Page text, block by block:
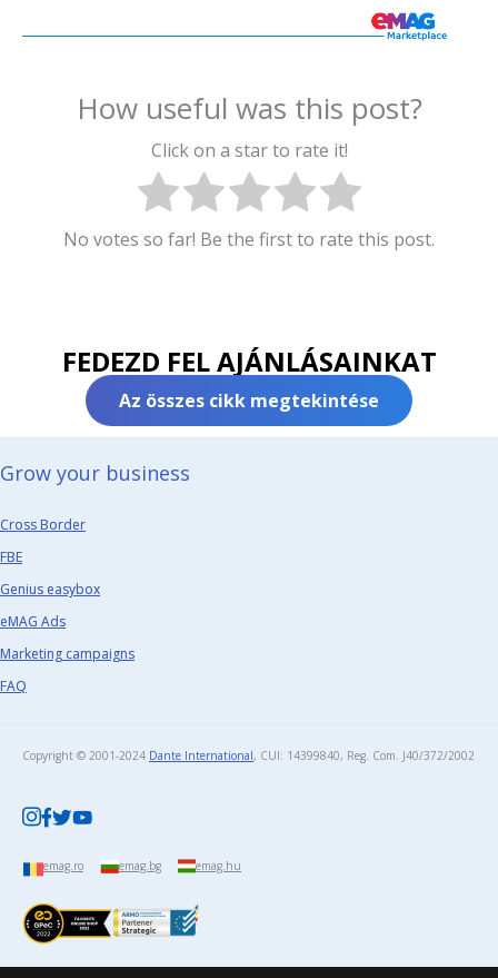
How useful was this post?
Click on a star to rate it!
No votes so far! Be the first to rate this post.
FEDEZD FEL AJÁNLÁSAINKAT
Az összes cikk megtekintése
Grow your business​
Cross Border
FBE
Genius easybox
eMAG Ads
Marketing campaigns
FAQ
Copyright © 2001-2024 Dante International, CUI: 14399840, Reg. Com. J40/372/2002​
emag.ro emag.bg emag.hu